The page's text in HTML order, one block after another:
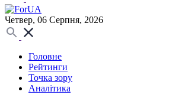
Четвер, 06 Серпня, 2026
Головне
Рейтинги
Точка зору
Аналітика